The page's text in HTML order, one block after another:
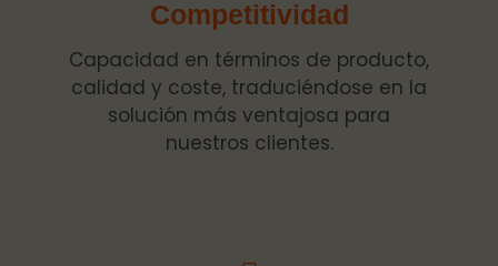
Competitividad
Capacidad en términos de producto,
calidad y coste, traduciéndose en la
solución más ventajosa para
nuestros clientes.